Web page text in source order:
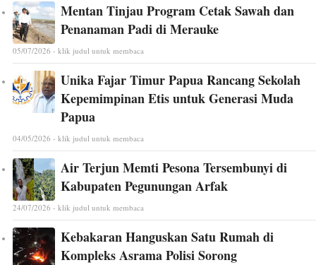
Mentan Tinjau Program Cetak Sawah dan
Penanaman Padi di Merauke
05/07/2026 - klik judul untuk membaca
Unika Fajar Timur Papua Rancang Sekolah
Kepemimpinan Etis untuk Generasi Muda
Papua
04/05/2026 - klik judul untuk membaca
Air Terjun Memti Pesona Tersembunyi di
Kabupaten Pegunungan Arfak
24/07/2026 - klik judul untuk membaca
Kebakaran Hanguskan Satu Rumah di
Kompleks Asrama Polisi Sorong